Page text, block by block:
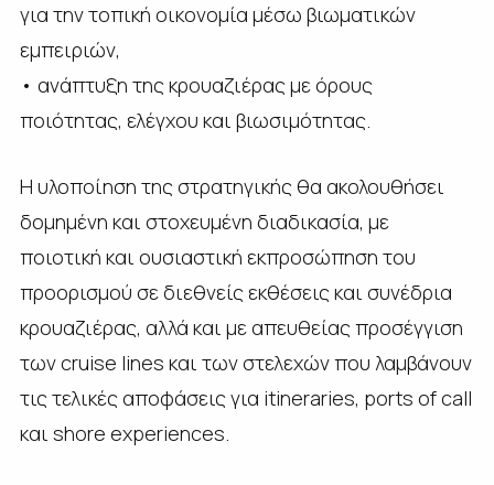
για την τοπική οικονομία μέσω βιωματικών
εμπειριών,
• ανάπτυξη της κρουαζιέρας με όρους
ποιότητας, ελέγχου και βιωσιμότητας.
Η υλοποίηση της στρατηγικής θα ακολουθήσει
δομημένη και στοχευμένη διαδικασία, με
ποιοτική και ουσιαστική εκπροσώπηση του
προορισμού σε διεθνείς εκθέσεις και συνέδρια
κρουαζιέρας, αλλά και με απευθείας προσέγγιση
των cruise lines και των στελεχών που λαμβάνουν
τις τελικές αποφάσεις για itineraries, ports of call
και shore experiences.